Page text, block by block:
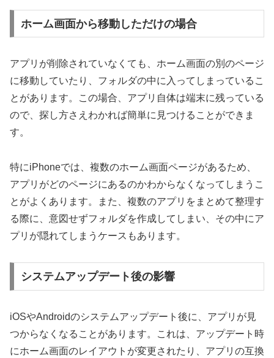
ホーム画面から移動しただけの場合
アプリが削除されていなくても、ホーム画面の別のページ
に移動していたり、フォルダの中に入ってしまっているこ
とがあります。この場合、アプリ自体は端末に残っている
ので、探し方さえわかれば簡単に見つけることができま
す。
特にiPhoneでは、複数のホーム画面ページがあるため、
アプリがどのページにあるのかわからなくなってしまうこ
とがよくあります。また、複数のアプリをまとめて整理す
る際に、意図せずフォルダを作成してしまい、その中にア
プリが隠れてしまうケースもあります。
システムアップデート後の影響
iOSやAndroidのシステムアップデート後に、アプリが見
つからなくなることがあります。これは、アップデート時
にホーム画面のレイアウトが変更されたり、アプリの互換